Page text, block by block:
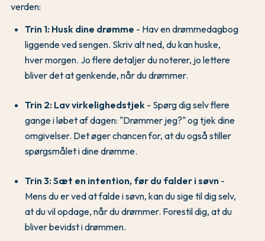
verden:
Trin 1: Husk dine drømme - Hav en drømmedagbog
liggende ved sengen. Skriv alt ned, du kan huske,
hver morgen. Jo flere detaljer du noterer, jo lettere
bliver det at genkende, når du drømmer.
Trin 2: Lav virkelighedstjek - Spørg dig selv flere
gange i løbet af dagen: "Drømmer jeg?" og tjek dine
omgivelser. Det øger chancen for, at du også stiller
spørgsmålet i dine drømme.
Trin 3: Sæt en intention, før du falder i søvn -
Mens du er ved at falde i søvn, kan du sige til dig selv,
at du vil opdage, når du drømmer. Forestil dig, at du
bliver bevidst i drømmen.